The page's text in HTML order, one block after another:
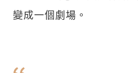
變成一個劇場。